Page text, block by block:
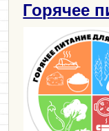
Горячее